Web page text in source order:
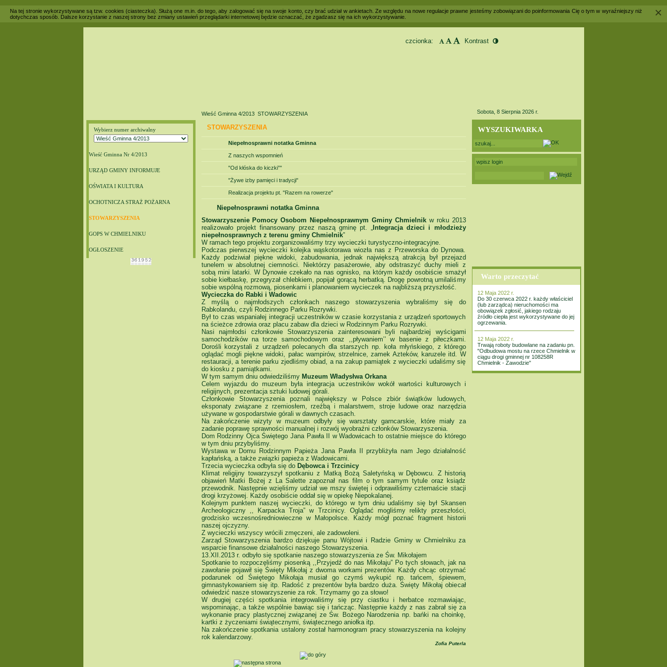
Na tej stronie wykorzystywane są tzw. cookies (ciasteczka). Służą one m.in. do tego, aby zalogować się na swoje konto, czy brać udział w ankietach. Ze względu na nowe regulacje prawne jesteśmy zobowiązani do poinformowania Cię o tym w wyraźniejszy niż
dotychczas sposób. Dalsze korzystanie z naszej strony bez zmiany ustawień przeglądarki internetowej będzie oznaczać, że zgadzasz się na ich wykorzystywanie.
×
Wybierz numer archiwalny
Wieść Gminna Nr 4/2013
URZĄD GMINY INFORMUJE
OŚWIATA I KULTURA
OCHOTNICZA STRAŻ POŻARNA
STOWARZYSZENIA
GOPS W CHMIELNIKU
OGŁOSZENIE
Wieść Gminna 4/2013 STOWARZYSZENIA
STOWARZYSZENIA
Niepełnosprawni notatka Gminna
Z naszych wspomnień
"Od kłóska do kiczki”"
"Żywe izby pamięci i tradycji"
Realizacja projektu pt. "Razem na rowerze"
Niepełnosprawni notatka Gminna
Stowarzyszenie Pomocy Osobom Niepełnosprawnym Gminy Chmielnikw roku 2013
realizowało projekt finansowany przez naszą gminę pt. „
Integracja dzieci i młodzieży
niepełnosprawnych z terenu gminy Chmielnik”
W ramach tego projektu zorganizowaliśmy trzy wycieczki turystyczno-integracyjne.
Podczas pierwszej wycieczki kolejka wąskotorawa wiozła nas z Przeworska do Dynowa.
Każdy podziwiał piękne widoki, zabudowania, jednak największą atrakcją był przejazd
tunelem w absolutnej ciemności. Niektórzy pasażerowie, aby odstraszyć duchy mieli z
sobą mini latarki. W Dynowie czekało na nas ognisko, na którym każdy osobiście smażył
sobie kiełbaskę, przegryzał chlebkiem, popijał gorącą herbatką. Drogę powrotną umilaliśmy
sobie wspólną rozmową, piosenkami i planowaniem wycieczek na najbliższą przyszłość.
Wycieczka do Rabki i Wadowic
Z myślą o najmłodszych członkach naszego stowarzyszenia wybraliśmy się do
Rabkolandu, czyli Rodzinnego Parku Rozrywki.
Był to czas wspaniałej integracji uczestników w czasie korzystania z urządzeń sportowych
na ścieżce zdrowia oraz placu zabaw dla dzieci w Rodzinnym Parku Rozrywki.
Nasi najmłodsi członkowie Stowarzyszenia zainteresowani byli najbardziej wyścigami
samochodzików na torze samochodowym oraz ,,pływaniem’’ w basenie z piłeczkami.
Dorośli korzystali z urządzeń polecanych dla starszych np. koła młyńskiego, z którego
oglądać mogli piękne widoki, pałac wampirów, strzelnice, zamek Azteków, karuzele itd. W
restauracji, a terenie parku zjedliśmy obiad, a na zakup pamiątek z wycieczki udaliśmy się
do kiosku z pamiątkami.
W tym samym dniu odwiedziliśmy Muzeum Władysłwa Orkana
Celem wyjazdu do muzeum była integracja uczestników wokół wartości kulturowych i
religijnych, prezentacja sztuki ludowej górali.
Członkowie Stowarzyszenia poznali największy w Polsce zbiór świątków ludowych,
eksponaty związane z rzemiosłem, rzeźbą i malarstwem, stroje ludowe oraz narzędzia
używane w gospodarstwie górali w dawnych czasach.
Na zakończenie wizyty w muzeum odbyły się warsztaty garncarskie, które miały za
zadanie poprawę sprawności manualnej i rozwój wyobraźni członków Stowarzyszenia.
Dom Rodzinny Ojca Świętego Jana Pawła II w Wadowicach to ostatnie miejsce do którego
w tym dniu przybyliśmy.
Wystawa w Domu Rodzinnym Papieża Jana Pawła II przybliżyła nam Jego działalność
kapłańską, a także związki papieża z Wadowicami.
Trzecia wycieczka odbyła się do Dębowca i Trzcinicy
Klimat religijny towarzyszył spotkaniu z Matką Bożą Saletyńską w Dębowcu. Z historią
objawień Matki Bożej z La Salette zapoznał nas film o tym samym tytule oraz ksiądz
przewodnik. Następnie wzięliśmy udział we mszy świętej i odprawiliśmy czternaście stacji
drogi krzyżowej. Każdy osobiście oddał się w opiekę Niepokalanej.
Kolejnym punktem naszej wycieczki, do którego w tym dniu udaliśmy się był Skansen
Archeologiczny ,, Karpacka Troja” w Trzcinicy. Oglądać mogliśmy relikty przeszłości,
grodzisko wczesnośredniowieczne w Małopolsce. Każdy mógł poznać fragment historii
naszej ojczyzny.
Z wycieczki wszyscy wrócili zmęczeni, ale zadowoleni.
Zarząd Stowarzyszenia bardzo dziękuje panu Wójtowi i Radzie Gminy w Chmielniku za
wsparcie finansowe działalności naszego Stowarzyszenia.
13.XII.2013 r. odbyło się spotkanie naszego stowarzyszenia ze Św. Mikołajem
Spotkanie to rozpoczęliśmy piosenką ,,Przyjedź do nas Mikołaju” Po tych słowach, jak na
zawołanie pojawił się Święty Mikołaj z dwoma workami prezentów. Każdy chcąc otrzymać
podarunek od Świętego Mikołaja musiał go czymś wykupić np. tańcem, śpiewem,
gimnastykowaniem się itp. Radość z prezentów była bardzo duża. Święty Mikołaj obiecał
odwiedzić nasze stowarzyszenie za rok. Trzymamy go za słowo!
W drugiej części spotkania integrowaliśmy się przy ciastku i herbatce rozmawiając,
wspominając, a także wspólnie bawiąc się i tańcząc. Następnie każdy z nas zabrał się za
wykonanie pracy plastycznej związanej ze Św. Bożego Narodzenia np. bańki na choinkę,
kartki z życzeniami świątecznymi, świątecznego aniołka itp.
Na zakończenie spotkania ustalony został harmonogram pracy stowarzyszenia na kolejny
rok kalendarzowy.
Zofia Puterla
Sobota, 8 Sierpnia 2026 r.
WYSZUKIWARKA
Warto przeczytać
12 Maja 2022 r.
Do 30 czerwca 2022 r. każdy właściciel
(lub zarządca) nieruchomości ma
obowiązek zgłosić, jakiego rodzaju
źródło ciepła jest wykorzystywane do jej
ogrzewania.
12 Maja 2022 r.
Trwają roboty budowlane na zadaniu pn.
"Odbudowa mostu na rzece Chmielnik w
ciągu drogi gminnej nr 108258R
Chmielnik - Zawodzie"